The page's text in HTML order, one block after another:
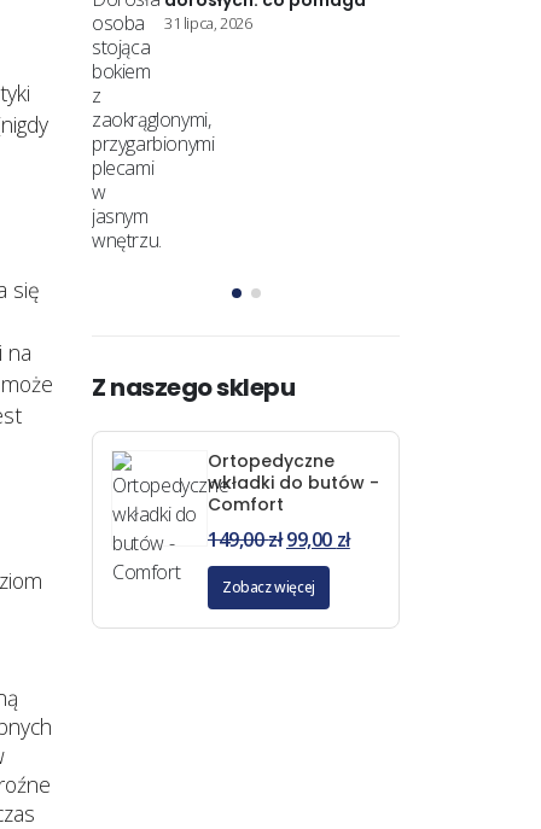
się
na
zapobiegania
Z naszego sklepu
Ortopedyczne
wkładki do butów -
Comfort
149,00zł 99,00 zł
Zobacz więcej